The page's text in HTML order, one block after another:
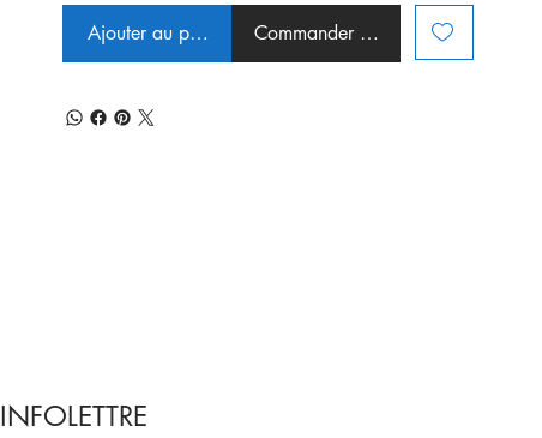
Ajouter au panier Commander et payer
INFOLETTRE